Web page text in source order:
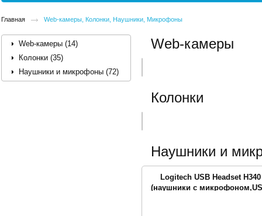
Главная Web-камеры, Колонки, Наушники, Микрофоны
Web-камеры (14)
Колонки (35)
Наушники и микрофоны (72)
Web-камеры
Колонки
Наушники и
Logitech USB Headset H340
(наушники с